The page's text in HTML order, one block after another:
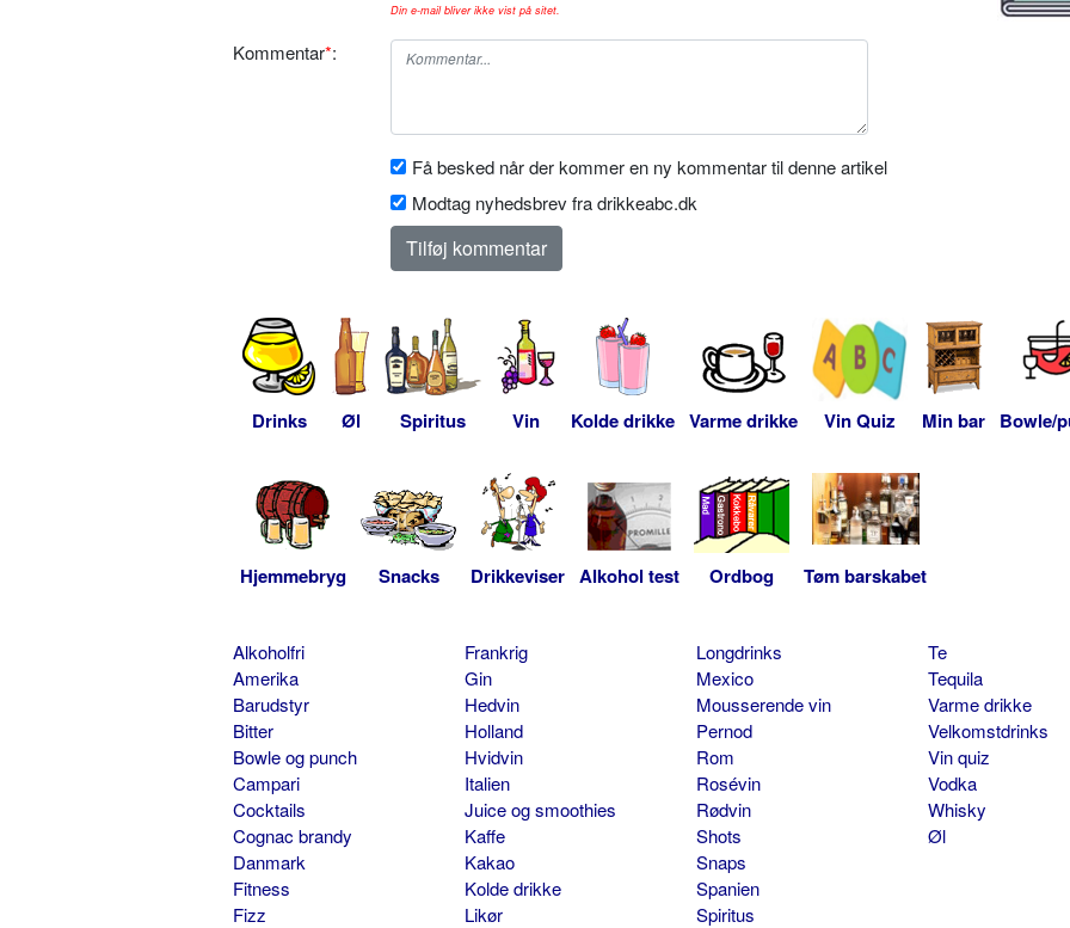
Din e-mail bliver ikke vist på sitet.
Kommentar*:
Få besked når der kommer en ny kommentar til denne artikel
Modtag nyhedsbrev fra drikkeabc.dk
Drinks Øl Spiritus Vin Kolde drikke Varme drikke Vin Quiz Min bar Bowle/
Hjemmebryg Snacks Drikkeviser Alkohol test Ordbog Tøm barskabet
Alkoholfri
Amerika
Barudstyr
Bitter
Bowle og punch
Campari
Cocktails
Cognac brandy
Danmark
Fitness
Fizz
Frankrig
Gin
Hedvin
Holland
Hvidvin
Italien
Juice og smoothies
Kaffe
Kakao
Kolde drikke
Likør
Longdrinks
Mexico
Mousserende vin
Pernod
Rom
Rosévin
Rødvin
Shots
Snaps
Spanien
Spiritus
Te
Tequila
Varme drikke
Velkomstdrinks
Vin quiz
Vodka
Whisky
Øl